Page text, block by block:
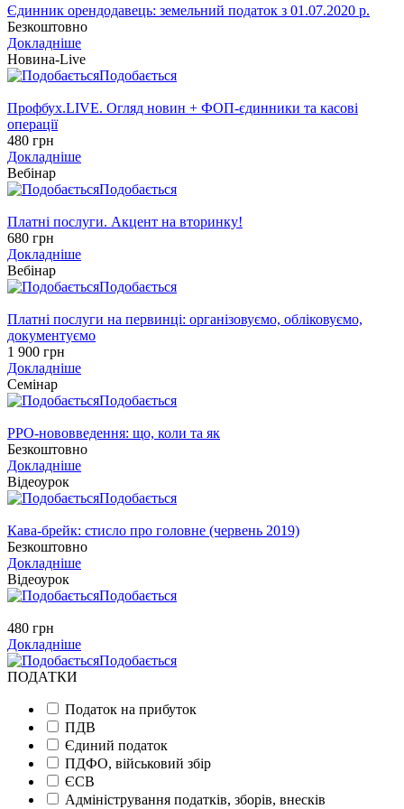
Єдинник орендодавець: земельний податок з 01.07.2020 р.
Безкоштовно
Докладніше
Новина-Live
Подобається
Профбух.LIVE. Огляд новин + ФОП-єдинники та касові
операції
480 грн
Докладніше
Вебінар
Подобається
Платні послуги. Акцент на вторинку!
680 грн
Докладніше
Вебінар
Подобається
Платні послуги на первинці: організовуємо, обліковуємо,
документуємо
1 900 грн
Докладніше
Семінар
Подобається
РРО-нововведення: що, коли та як
Безкоштовно
Докладніше
Відеоурок
Подобається
Кава-брейк: стисло про головне (червень 2019)
Безкоштовно
Докладніше
Відеоурок
Подобається
480 грн
Докладніше
Подобається
ПОДАТКИ
Податок на прибуток
ПДВ
Єдиний податок
ПДФО, військовий збір
ЄСВ
Адміністрування податків, зборів, внесків